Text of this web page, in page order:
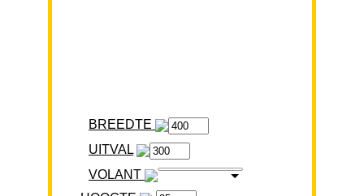
BREEDTE
VOLANT